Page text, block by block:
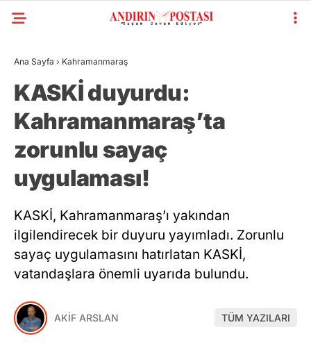
Ana Sayfa › Kahramanmaraş
KASKİ duyurdu:
Kahramanmaraş’ta
zorunlu sayaç
uygulaması!
KASKİ, Kahramanmaraş’ı yakından
ilgilendirecek bir duyuru yayımladı. Zorunlu
sayaç uygulamasını hatırlatan KASKİ,
vatandaşlara önemli uyarıda bulundu.
AKİF ARSLAN TÜM YAZILARI